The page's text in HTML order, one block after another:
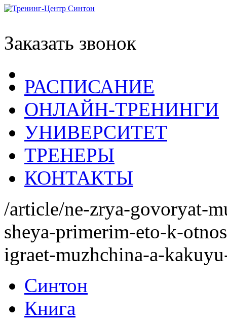
Заказать звонок
РАСПИСАНИЕ
ОНЛАЙН-ТРЕНИНГИ
УНИВЕРСИТЕТ
ТРЕНЕРЫ
КОНТАКТЫ
/article/ne-zrya-govoryat-
sheya-primerim-eto-k-
igraet-muzhchina-a-
Синтон
Книга